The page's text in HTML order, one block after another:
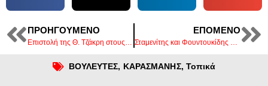
ΠΡΟΗΓΟΎΜΕΝΟ ΕΠΌΜΕΝΟ
ΒΟΥΛΕΥΤΕΣ, ΚΑΡΑΣΜΑΝΗΣ, Τοπικά